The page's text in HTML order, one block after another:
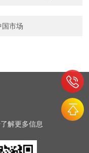
国市场
解更多信息